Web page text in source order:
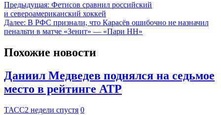
Предыдущая: Фетисов сравнил российский
и североамериканский хоккей
Далее: В РФС признали, что Карасёв ошибочно не назначил
пенальти в матче «Зенит» — «Пари НН»
Похожие новости
Даниил Медведев поднялся на седьмое
место в рейтинге ATP
ТАСС2 недели спустя 0